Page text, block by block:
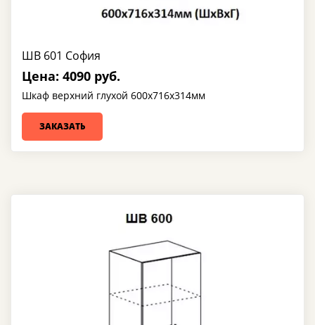
ШВ 601 София
Цена: 4090 руб.
Шкаф верхний глухой 600х716х314мм
ЗАКАЗАТЬ